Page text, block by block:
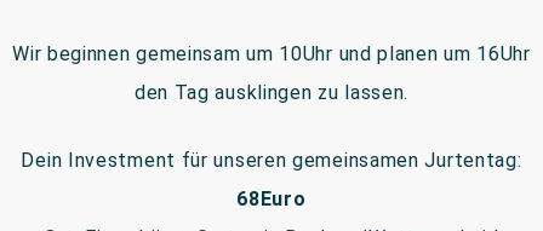
Wir beginnen gemeinsam um 10Uhr und planen um 16Uhr
den Tag ausklingen zu lassen.
Dein Investment für unseren gemeinsamen Jurtentag:
68Euro